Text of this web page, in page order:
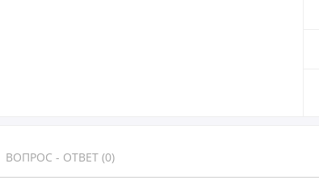
ВОПРОС - ОТВЕТ (0)